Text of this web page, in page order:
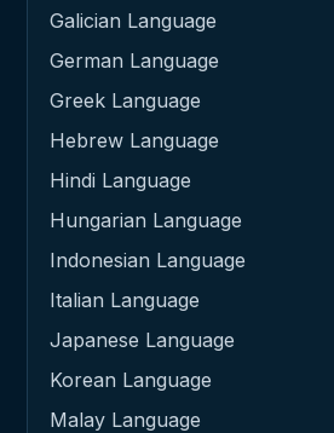
Galician Language
German Language
Greek Language
Hebrew Language
Hindi Language
Hungarian Language
Indonesian Language
Italian Language
Japanese Language
Korean Language
Malay Language